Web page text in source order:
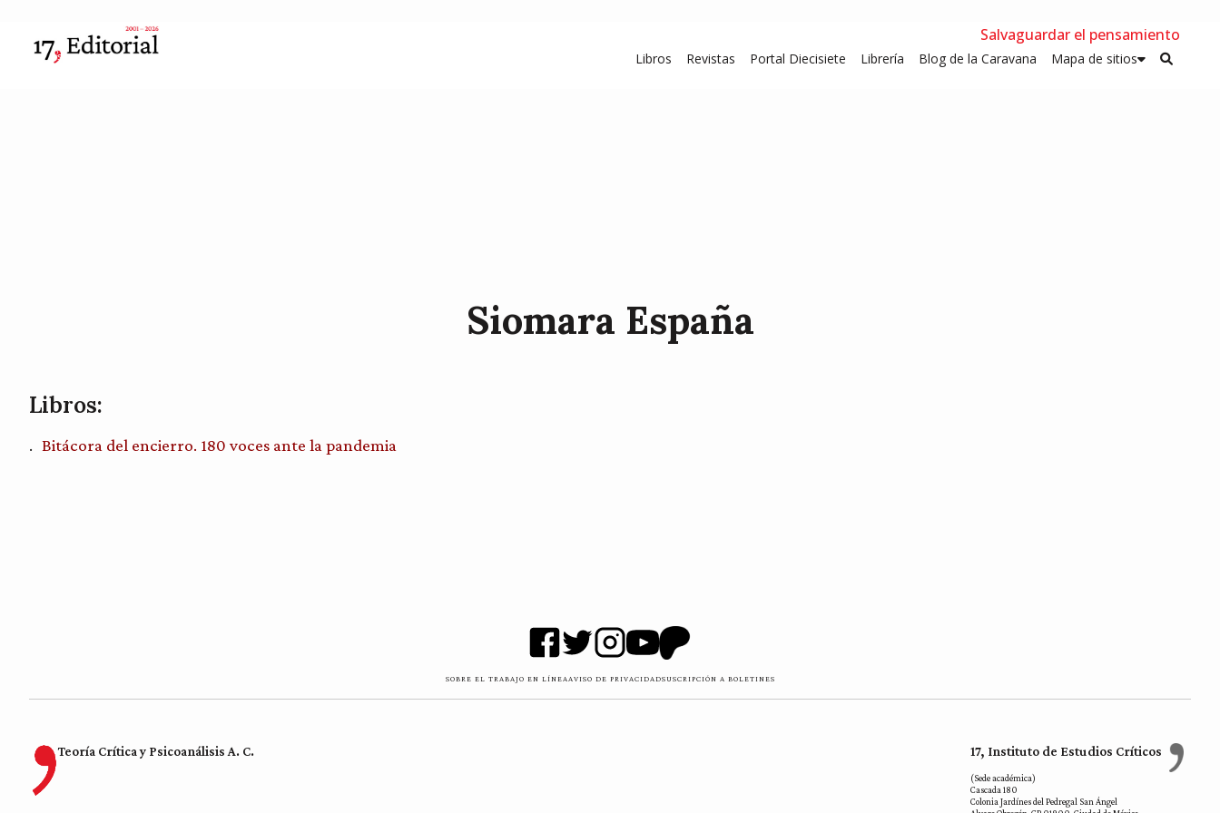
Salvaguardar el pensamiento
Libros Revistas Portal Diecisiete Librería Blog de la Caravana Mapa de sitios
Siomara España
Libros:
Bitácora del encierro. 180 voces ante la pandemia
SOBRE EL TRABAJO EN LÍNEAAVISO DE PRIVACIDADSUSCRIPCIÓN A BOLETINES
Teoría Crítica y Psicoanálisis A. C. 17, Instituto de Estudios Críticos
(Sede académica)
Cascada 180
Colonia Jardínes del Pedregal San Ángel